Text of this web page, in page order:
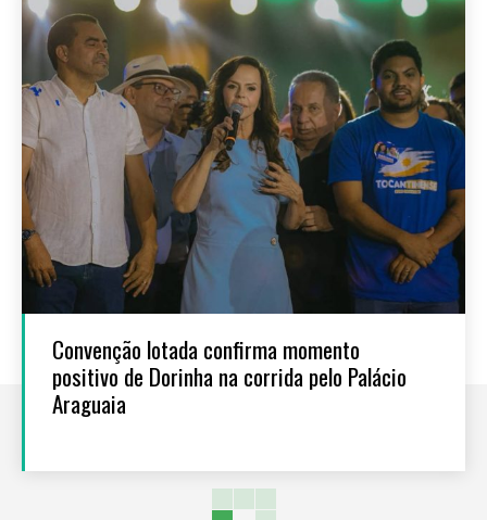
Convenção lotada confirma momento
positivo de Dorinha na corrida pelo Palácio
Araguaia